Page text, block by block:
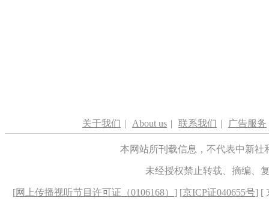
关于我们 | About us | 联系我们 | 广告服务
本网站所刊载信息，不代表中新
未经授权禁止转载、摘编、
[网上传播视听节目许可证（0106168） ] [京ICP证040655号] [